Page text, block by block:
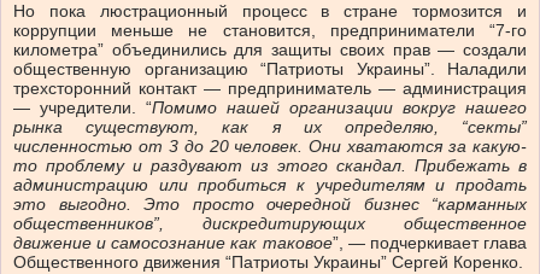
Но пока люстрационный процесс в стране тормозится и
коррупции меньше не становится, предприниматели “7-го
километра” объединились для защиты своих прав — создали
общественную организацию “Патриоты Украины”. Наладили
трехсторонний контакт — предприниматель — администрация
— учредители. “Помимо нашей организации вокруг нашего
рынка существуют, как я их определяю, “секты”
численностью от 3 до 20 человек. Они хватаются за какую-
то проблему и раздувают из этого скандал. Прибежать в
администрацию или пробиться к учредителям и продать
это выгодно. Это просто очередной бизнес “карманных
общественников”, дискредитирующих общественное
движение и самосознание как таковое”, — подчеркивает глава
Общественного движения “Патриоты Украины” Сергей Коренко.